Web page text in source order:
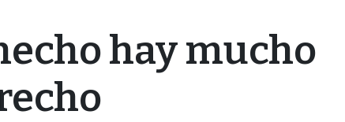
hay mucho